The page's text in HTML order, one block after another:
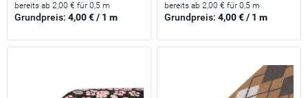
bereits ab 2,00 € für 0,5 m
Grundpreis:4,00 € / 1 m
bereits ab 2,00 € für 0,5 m
Grundpreis:4,00 € / 1 m